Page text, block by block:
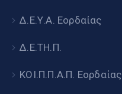
Δ.Ε.Υ.Α. Εορδαίας
Δ.Ε.ΤΗ.Π.
ΚΟΙ.Π.Π.Α.Π. Εορδαίας